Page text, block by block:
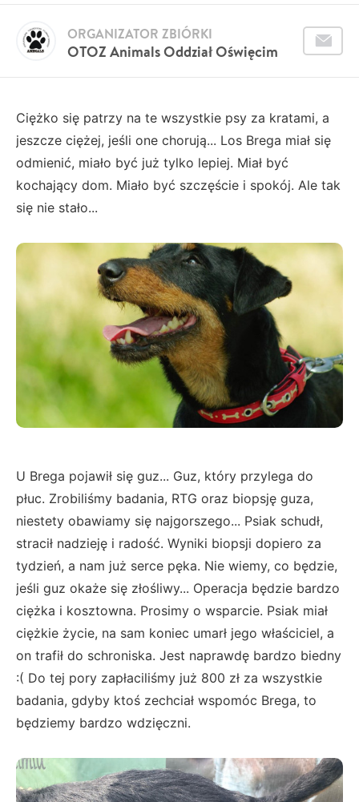
OTOZ Animals Oddział Oświęcim
ORGANIZATOR ZBIÓRKI
Ciężko się patrzy na te wszystkie psy za kratami, a
jeszcze ciężej, jeśli one chorują... Los Brega miał się
odmienić, miało być już tylko lepiej. Miał być
kochający dom. Miało być szczęście i spokój. Ale tak
się nie stało...
U Brega pojawił się guz... Guz, który przylega do
płuc. Zrobiliśmy badania, RTG oraz biopsję guza,
niestety obawiamy się najgorszego... Psiak schudł,
stracił nadzieję i radość. Wyniki biopsji dopiero za
tydzień, a nam już serce pęka. Nie wiemy, co będzie,
jeśli guz okaże się złośliwy... Operacja będzie bardzo
ciężka i kosztowna. Prosimy o wsparcie. Psiak miał
ciężkie życie, na sam koniec umarł jego właściciel, a
on trafił do schroniska. Jest naprawdę bardzo biedny
:( Do tej pory zapłaciliśmy już 800 zł za wszystkie
badania, gdyby ktoś zechciał wspomóc Brega, to
będziemy bardzo wdzięczni.